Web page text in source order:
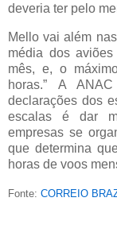
deveria ter pelo
Mello vai além
média dos
mês, e, o
horas.” A ANAC
declarações dos
escalas é dar
empresas se
que determina
horas de voos
Fonte: CORREIO